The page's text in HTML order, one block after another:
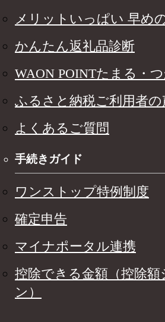
メリットいっぱい 早め
かんたん返礼品診断
WAON POINTたまる・
ふるさと納税ご利用者の
よくあるご質問
手続きガイド
ワンストップ特例制度
確定申告
マイナポータル連携
控除できる金額（控除額
ン）